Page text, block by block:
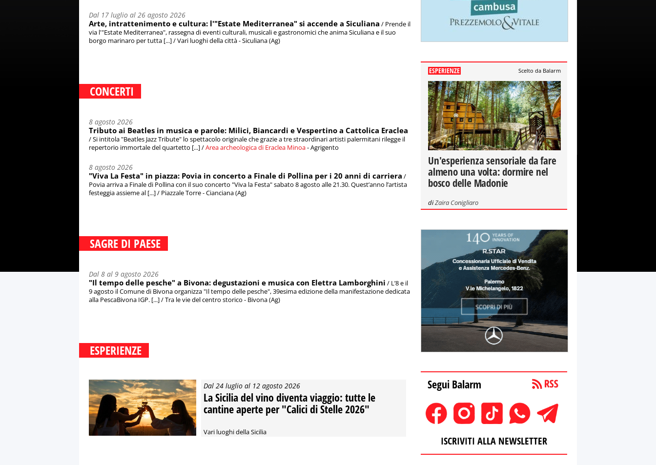
Dal 17 luglio al 26 agosto 2026
Arte, intrattenimento e cultura: l'"Estate Mediterranea" si accende a Siculiana / Prende il
via l'"Estate Mediterranea", rassegna di eventi culturali, musicali e gastronomici che anima Siculiana e il suo
borgo marinaro per tutta [...] / Vari luoghi della città - Siculiana (Ag)
CONCERTI
8 agosto 2026
Tributo ai Beatles in musica e parole: Milici, Biancardi e Vespertino a Cattolica Eraclea
/ Si intitola "Beatles Jazz Tribute" lo spettacolo originale che grazie a tre straordinari artisti palermitani rilegge il
repertorio immortale del quartetto [...] /Area archeologica di Eraclea Minoa- Agrigento
8 agosto 2026
"Viva La Festa" in piazza: Povia in concerto a Finale di Pollina per i 20 anni di carriera /
Povia arriva a Finale di Pollina con il suo concerto "Viva la Festa" sabato 8 agosto alle 21.30. Quest’anno l’artista
festeggia assieme al [...] / Piazzale Torre - Cianciana (Ag)
SAGRE DI PAESE
Dal 8 al 9 agosto 2026
"Il tempo delle pesche" a Bivona: degustazioni e musica con Elettra Lamborghini / L’8 e il
9 agosto il Comune di Bivona organizza "Il tempo delle pesche", 39esima edizione della manifestazione dedicata
alla PescaBivona IGP. [...] / Tra le vie del centro storico - Bivona (Ag)
ESPERIENZE
Dal 24 luglio al 12 agosto 2026
La Sicilia del vino diventa viaggio: tutte le
cantine aperte per "Calici di Stelle 2026"
Vari luoghi della Sicilia
ESPERIENZE Scelto da Balarm
Un'esperienza sensoriale da fare
almeno una volta: dormire nel
bosco delle Madonie
diZaira Conigliaro
Segui Balarm
ISCRIVITI ALLA NEWSLETTER